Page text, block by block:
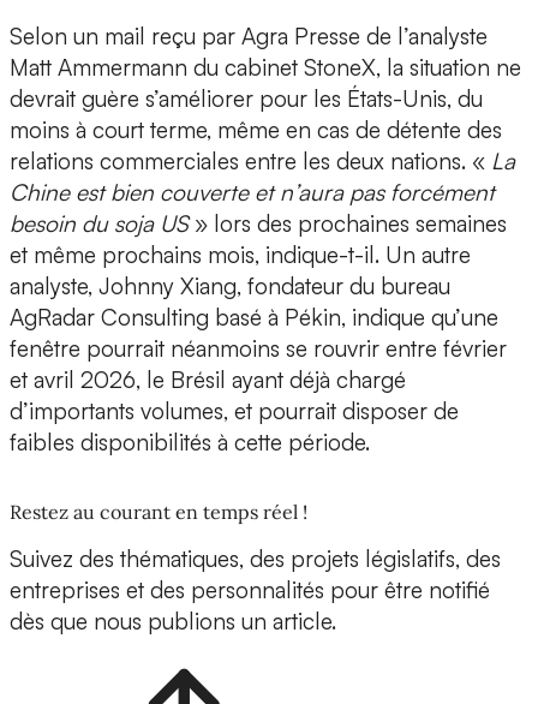
Selon un mail reçu par Agra Presse de l’analyste
Matt Ammermann du cabinet StoneX, la situation ne
devrait guère s’améliorer pour les États-Unis, du
moins à court terme, même en cas de détente des
relations commerciales entre les deux nations. « La
Chine est bien couverte et n’aura pas forcément
besoin du soja US» lors des prochaines semaines
et même prochains mois, indique-t-il. Un autre
analyste, Johnny Xiang, fondateur du bureau
AgRadar Consulting basé à Pékin, indique qu’une
fenêtre pourrait néanmoins se rouvrir entre février
et avril 2026, le Brésil ayant déjà chargé
d’importants volumes, et pourrait disposer de
faibles disponibilités à cette période.
Restez au courant en temps réel !
Suivez des thématiques, des projets législatifs, des
entreprises et des personnalités pour être notifié
dès que nous publions un article.